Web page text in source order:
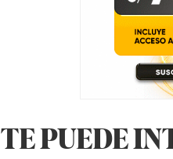
TE PUEDE